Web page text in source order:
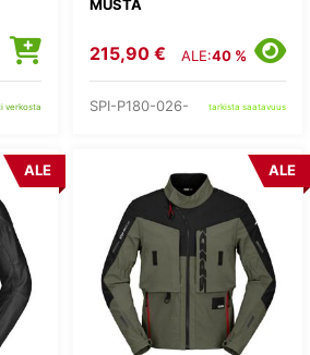
verkosta
MUSTA
215,90 € ALE:40 %
SPI-P180-026- tarkista saatavuus
ALE ALE